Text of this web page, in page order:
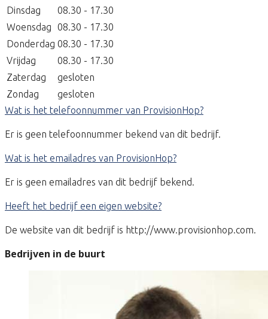
Dinsdag
08.30 - 17.30
Woensdag
08.30 - 17.30
Donderdag 08.30 - 17.30
Vrijdag
08.30 - 17.30
Zaterdag
gesloten
Zondag
gesloten
Wat is het telefoonnummer van ProvisionHop?
Er is geen telefoonnummer bekend van dit bedrijf.
Wat is het emailadres van ProvisionHop?
Er is geen emailadres van dit bedrijf bekend.
Heeft het bedrijf een eigen website?
De website van dit bedrijf is http://www.provisionhop.com.
Bedrijven in de buurt